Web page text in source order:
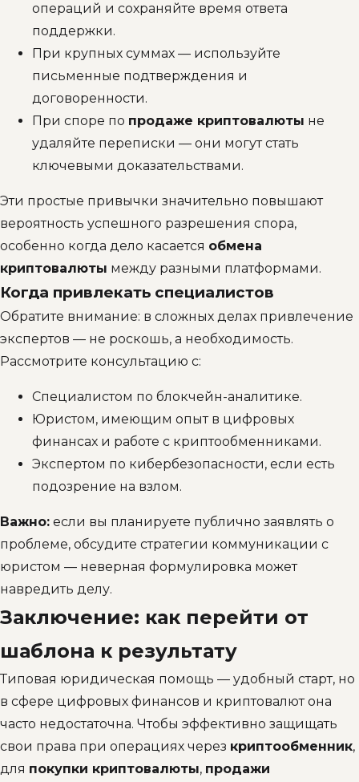
операций и сохраняйте время ответа
поддержки.
При крупных суммах — используйте
письменные подтверждения и
договоренности.
При споре по продаже криптовалюты не
удаляйте переписки — они могут стать
ключевыми доказательствами.
Эти простые привычки значительно повышают
вероятность успешного разрешения спора,
особенно когда дело касается обмена
криптовалюты между разными платформами.
Когда привлекать специалистов
Обратите внимание: в сложных делах привлечение
экспертов — не роскошь, а необходимость.
Рассмотрите консультацию с:
Специалистом по блокчейн-аналитике.
Юристом, имеющим опыт в цифровых
финансах и работе с криптообменниками.
Экспертом по кибербезопасности, если есть
подозрение на взлом.
Важно: если вы планируете публично заявлять о
проблеме, обсудите стратегии коммуникации с
юристом — неверная формулировка может
навредить делу.
Заключение: как перейти от
шаблона к результату
Типовая юридическая помощь — удобный старт, но
в сфере цифровых финансов и криптовалют она
часто недостаточна. Чтобы эффективно защищать
свои права при операциях через криптообменник,
для покупки криптовалюты, продажи